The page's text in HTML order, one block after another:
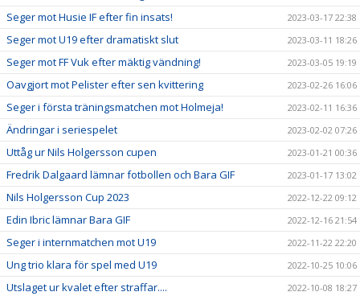
Seger mot Husie IF efter fin insats! 2023-03-17 22:38
Seger mot U19 efter dramatiskt slut 2023-03-11 18:26
Seger mot FF Vuk efter mäktig vändning! 2023-03-05 19:19
Oavgjort mot Pelister efter sen kvittering 2023-02-26 16:06
Seger i första träningsmatchen mot Holmeja! 2023-02-11 16:36
Ändringar i seriespelet 2023-02-02 07:26
Uttåg ur Nils Holgersson cupen 2023-01-21 00:36
Fredrik Dalgaard lämnar fotbollen och Bara GIF 2023-01-17 13:02
Nils Holgersson Cup 2023 2022-12-22 09:12
Edin Ibric lämnar Bara GIF 2022-12-16 21:54
Seger i internmatchen mot U19 2022-11-22 22:20
Ung trio klara för spel med U19 2022-10-25 10:06
Utslaget ur kvalet efter straffar.... 2022-10-08 18:27